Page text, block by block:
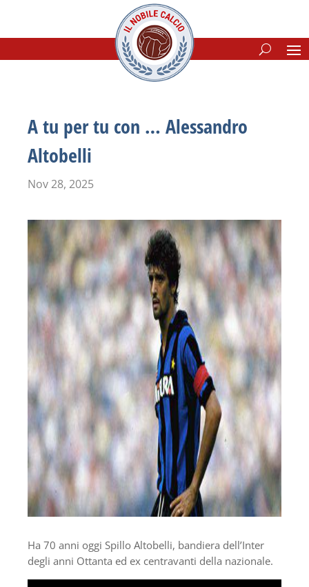
A tu per tu con … Alessandro
Altobelli
Nov 28, 2025
Ha 70 anni oggi Spillo Altobelli, bandiera dell’Inter
degli anni Ottanta ed ex centravanti della nazionale.